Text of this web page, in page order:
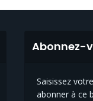
Abonnez-
Saisissez
abonner à ce